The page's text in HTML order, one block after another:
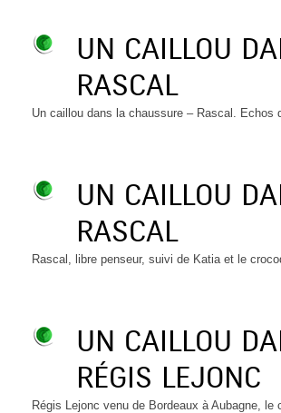
UN CAILLOU
RASCAL
Un caillou dans la chaussure – Rascal. Echos
UN CAILLOU
RASCAL
Rascal, libre penseur, suivi de Katia et le
UN CAILLOU
RÉGIS LEJONC
Régis Lejonc venu de Bordeaux à Aubagne,